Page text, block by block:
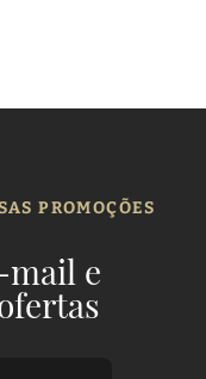
PROMOÇÕES
mail e